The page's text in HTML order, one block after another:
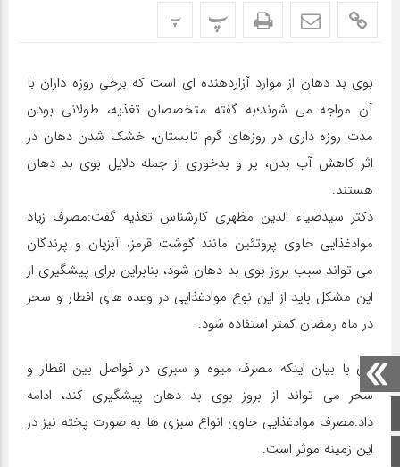
صفحه اصلی
اینستاگرام
پ پ
بوی بد دهان از موارد آزاردهنده ای است که برخی روزه داران با
آن مواجه می شوند؛به گفته متخصصان تغذیه، طولانی بودن
مدت روزه داری در روزهای گرم تابستان، خشک شدن دهان در
اثر کاهش آب بدن، پر و بدخوری از جمله دلایل بوی بد دهان
هستند.
دکتر سیدضیاء الدین مظهری کارشناس تغذیه گفت:مصرف زیاد
موادغذایی حاوی پروتئین مانند گوشت قرمز، آبزیان و پرندگان
می تواند سبب بروز بوی بد دهان شود، بنابراین برای پیشگیری از
این مشکل باید از این نوع موادغذایی در وعده های افطار و سحر
در ماه رمضان کمتر استفاده شود.
وی با بیان اینکه مصرف میوه و سبزی در فواصل بین افطار و
سحر می تواند از بروز بوی بد دهان پیشگیری کند، ادامه
داد:مصرف موادغذایی حاوی انواع سبزی ها به صورت پخته نیز در
این زمینه موثر است.